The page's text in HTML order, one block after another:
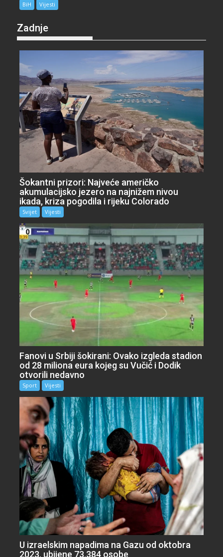
BiH Vijesti
Zadnje
Šokantni prizori: Najveće američko
akumulacijsko jezero na najnižem nivou
ikada, kriza pogodila i rijeku Colorado
Svijet Vijesti
Fanovi u Srbiji šokirani: Ovako izgleda stadion
od 28 miliona eura kojeg su Vučić i Dodik
otvorili nedavno
Sport Vijesti
U izraelskim napadima na Gazu od oktobra
2023. ubijene 73.384 osobe